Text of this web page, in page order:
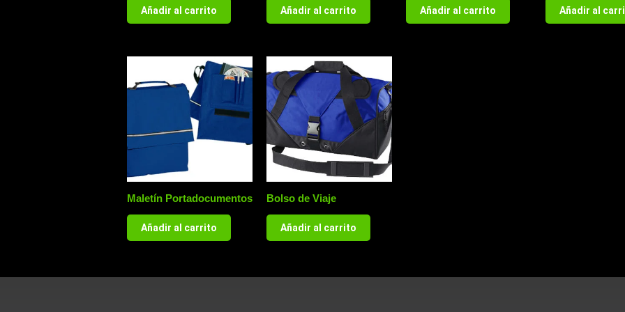
Añadir al carrito Añadir al carrito Añadir al carrito Añadir al
Maletín Portadocumentos
Añadir al carrito
Bolso de Viaje
Añadir al carrito